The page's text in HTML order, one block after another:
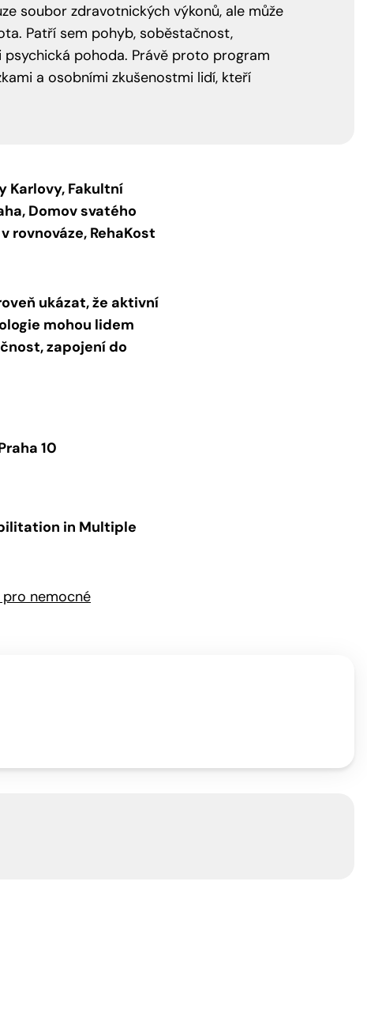
soubor zdravotnických výkonů, ale může
Patří sem pohyb, soběstačnost,
pohoda. Právě proto program
a osobními zkušenostmi lidí, kteří
Karlovy, Fakultní
Domov svatého
rovnováze, RehaKost
ukázat, že aktivní
mohou lidem
zapojení do
10
in Multiple
pro nemocné